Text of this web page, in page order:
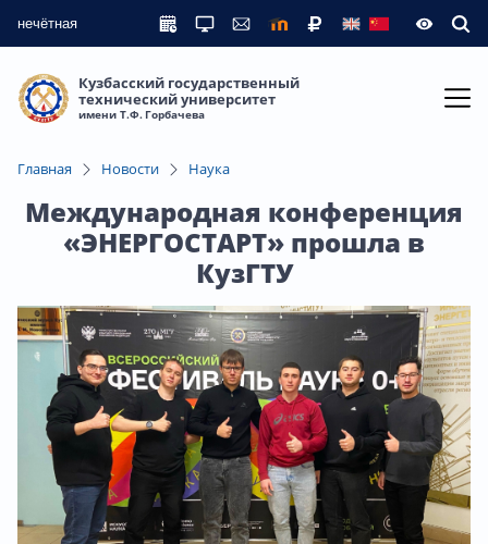
нечётная
Кузбасский государственный
технический университет
имени Т.Ф. Горбачева
Главная Новости Наука
Международная конференция
«ЭНЕРГОСТАРТ» прошла в
КузГТУ